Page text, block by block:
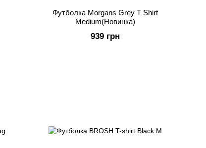
Футболка Morgans Grey T Shirt
Medium(Новинка)
939 грн